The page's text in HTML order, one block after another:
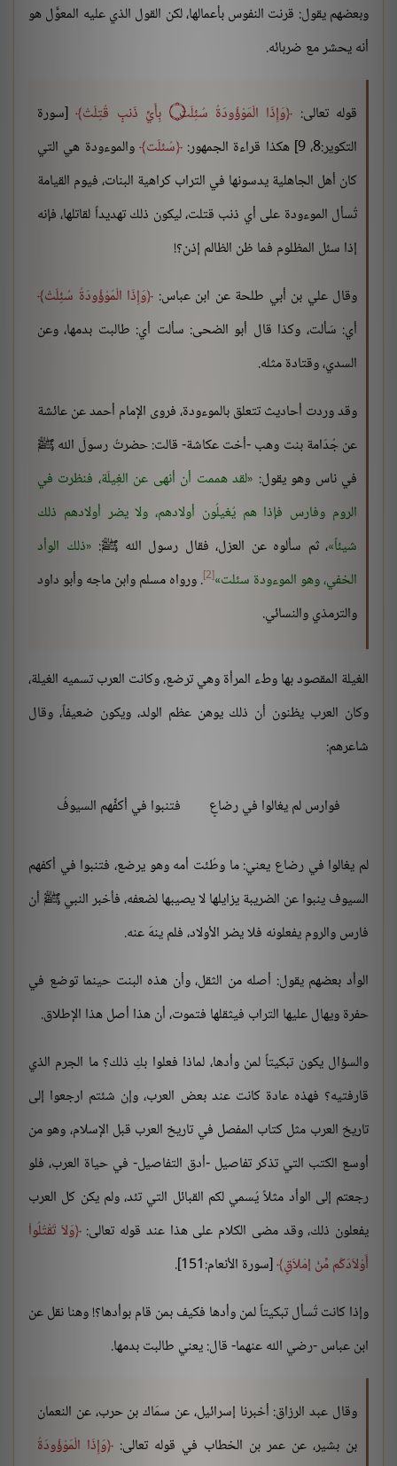
وبعضهم يقول: قرنت النفوس بأعمالها، لكن القول الذي عليه المعوَّل هو
أنه يحشر مع ضربائه.
قوله تعالى: وَإِذَا الْمَوْؤُودَةُ سُئِلَتْ ۝ بِأَيِّ ذَنبٍ قُتِلَتْ
[سورة
التكوير:8، 9] هكذا قراءة الجمهور:
سُئلَت والموءودة هي التي
كان أهل الجاهلية يدسونها في التراب كراهية البنات، فيوم القيامة
تُسأل الموءودة على أي ذنب قتلت، ليكون ذلك تهديداً لقاتلها، فإنه
إذا سئل المظلوم فما ظن الظالم إذن؟!
وقال علي بن أبي طلحة عن ابن عباس: وَإِذَا الْمَوْؤُودَةُ سُئِلَتْ
أي: سَألت، وكذا قال أبو الضحى: سألت أي: طالبت بدمها، وعن
السدي، وقتادة مثله.
وقد وردت أحاديث تتعلق بالموءودة، فروى الإمام أحمد عن عائشة
عن جُدَامة بنت وهب -أخت عكاشة- قالت: حضرتُ رسولَ الله ﷺ
في ناس وهو يقول: لقد هممت أن أنهى عن الغِيلَة، فنظرت في
الروم وفارس فإذا هم يُغيلُون أولادهم، ولا يضر أولادهم ذلك
شيئاً ، ثم سألوه عن العزل، فقال رسول الله ﷺ: ذلك الوأد
الخفي، وهو الموءودة سئلت [2] . ورواه مسلم وابن ماجه وأبو داود
والترمذي والنسائي.
الغيلة المقصود بها وطء المرأة وهي ترضع، وكانت العرب تسميه الغيلة،
وكان العرب يظنون أن ذلك يوهن عظم الولد، ويكون ضعيفاً، وقال
شاعرهم:
فوارس لم يغالوا في رضاعٍ فتنبوا في أكفِّهم السيوفُ
لم يغالوا في رضاع يعني: ما وطُئت أمه وهو يرضع، فتنبوا في أكفهم
السيوف ينبوا عن الضريبة يزايلها لا يصيبها لضعفه، فأخبر النبي ﷺ أن
فارس والروم يفعلونه فلا يضر الأولاد، فلم ينهَ عنه.
الوأد بعضهم يقول: أصله من الثقل، وأن هذه البنت حينما توضع في
حفرة ويهال عليها التراب فيثقلها فتموت، أن هذا أصل هذا الإطلاق.
والسؤال يكون تبكيتاً لمن وأدها، لماذا فعلوا بكِ ذلك؟ ما الجرم الذي
قارفتيه؟ فهذه عادة كانت عند بعض العرب، وإن شئتم ارجعوا إلى
تاريخ العرب مثل كتاب المفصل في تاريخ العرب قبل الإسلام، وهو من
أوسع الكتب التي تذكر تفاصيل -أدق التفاصيل- في حياة العرب، فلو
رجعتم إلى الوأد مثلاً يُسمي لكم القبائل التي تئد، ولم يكن كل العرب
يفعلون ذلك، وقد مضى الكلام على هذا عند قوله تعالى: وَلاَ تَقْتُلُواْ
أَوْلاَدَكُم مِّنْ إمْلاَقٍ [سورة الأنعام:151].
وإذا كانت تُسأل تبكيتاً لمن وأدها فكيف بمن قام بوأدها؟! وهنا نقل عن
ابن عباس -رضي الله عنهما- قال: يعني طالبت بدمها.
وقال عبد الرزاق: أخبرنا إسرائيل، عن سمَاك بن حرب، عن النعمان
بن بشير، عن عمر بن الخطاب في قوله تعالى: وَإِذَا الْمَوْؤُودَةُ